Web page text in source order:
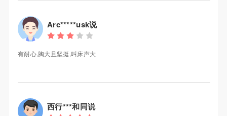
Arc*****usk说
有耐心,胸大且坚挺,叫床声大
西行***和同说